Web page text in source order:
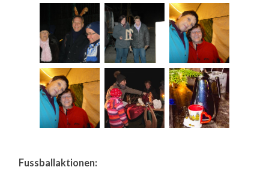
Fussballaktionen: